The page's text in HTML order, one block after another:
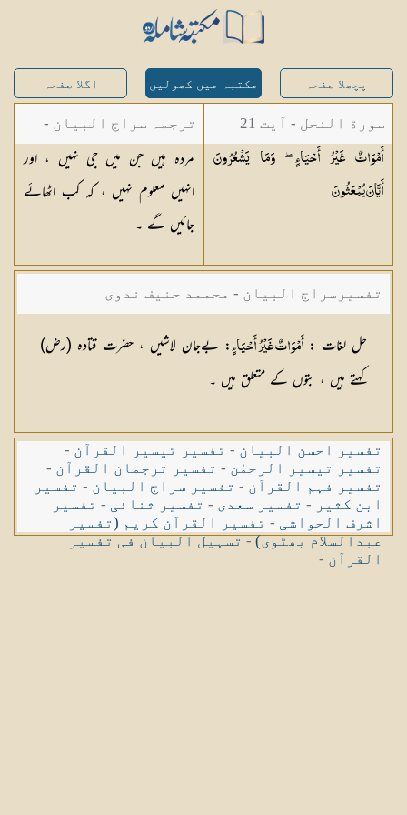
پچھلا صفحہ مکتبہ میں کھولیں اگلا صفحہ
سورة النحل - آیت 21
أَمْوَاتٌ غَيْرُ أَحْيَاءٍ ۖ وَمَا يَشْعُرُونَ
أَيَّانَيُبْعَثُونَ
ترجمہ سراج البیان -
مستفاد از ترجمتین
شاہ عبدالقادر دھلوی/
مردہ ہیں جن میں جی نہیں ، اور
انہیں معلوم نہیں ، کہ کب اٹھائے
جائیں گے ۔
تفسیرسراج البیان - محممد حنیف ندوی
حل لغات :أَمْوَاتٌ غَيْرُ أَحْيَاءٍ: بےجان لاشیں ، حضرت قتادہ (رض)
کہتے ہیں ، بتوں کے متعلق ہیں ۔
تفسیر احسن البیان - تفسیر تیسیر القرآن -
تفسیر تیسیر الرحمٰن - تفسیر ترجمان القرآن -
تفسیر فہم القرآن - تفسیر سراج البیان - تفسیر
ابن کثیر - تفسیر سعدی - تفسیر ثنائی - تفسیر
اشرف الحواشی - تفسیر القرآن کریم (تفسیر
عبدالسلام بھٹوی)-تسہیل البیان فی تفسیر
القرآن -